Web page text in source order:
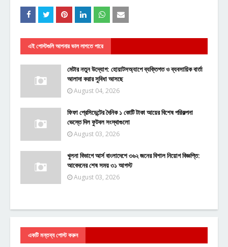
এই পোস্টগুলি আপনার ভাল লাগতে পারে
মেটার নতুন উদ্যোগ: হোয়াটসঅ্যাপে ব্যক্তিগত ও ব্যবসায়িক বার্তা
আলাদা করার সুবিধা আসছে
August 04, 2026
ফিফা প্রেসিডেন্টের দৈনিক ১ কোটি টাকা আয়ের বিশেষ পরিকল্পনা
ভেস্তে দিল ফুটবল সংস্থাগুলো
August 03, 2026
খুলনা বিভাগে আর্স বাংলাদেশে ৩৬২ জনের বিশাল নিয়োগ বিজ্ঞপ্তি:
আবেদনের শেষ সময় ৩১ আগস্ট
August 03, 2026
একটি মন্তব্য পোস্ট করুন